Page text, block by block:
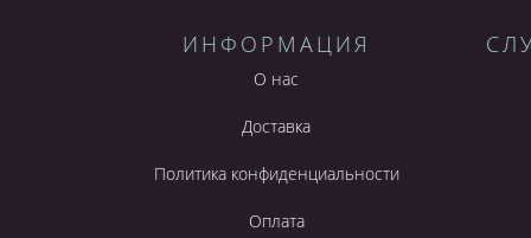
ИНФОРМАЦИЯ
О нас
Доставка
Политика конфиденциальности
Оплата